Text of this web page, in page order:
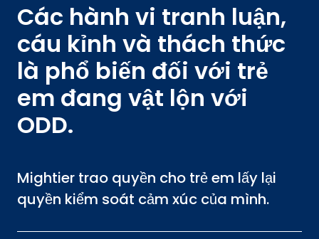
Các hành vi tranh luận,
cáu kỉnh và thách thức
là phổ biến đối với trẻ
em đang vật lộn với
ODD.
Mightier trao quyền cho trẻ em lấy lại
quyền kiểm soát cảm xúc của mình.